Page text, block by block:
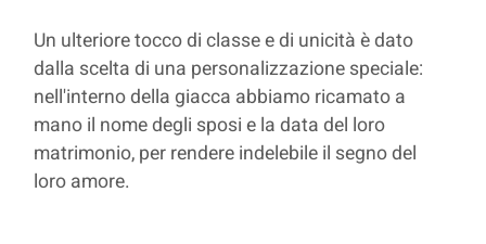
Un ulteriore tocco di classe e di unicità è dato
dalla scelta di una personalizzazione speciale:
nell'interno della giacca abbiamo ricamato a
mano il nome degli sposi e la data del loro
matrimonio, per rendere indelebile il segno del
loro amore.